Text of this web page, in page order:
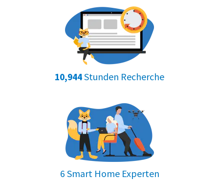
10,944Stunden Recherche
6 Smart Home Experten